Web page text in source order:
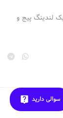
لندینگ پیج و
سوالی دارید